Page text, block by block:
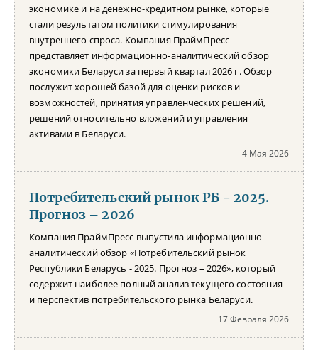
экономике и на денежно-кредитном рынке, которые
стали результатом политики стимулирования
внутреннего спроса. Компания ПраймПресс
представляет информационно-аналитический обзор
экономики Беларуси за первый квартал 2026 г. Обзор
послужит хорошей базой для оценки рисков и
возможностей, принятия управленческих решений,
решений относительно вложений и управления
активами в Беларуси.
4 Мая 2026
Потребительский рынок РБ - 2025.
Прогноз – 2026
Компания ПраймПресс выпустила информационно-
аналитический обзор «Потребительский рынок
Республики Беларусь - 2025. Прогноз – 2026», который
содержит наиболее полный анализ текущего состояния
и перспектив потребительского рынка Беларуси.
17 Февраля 2026